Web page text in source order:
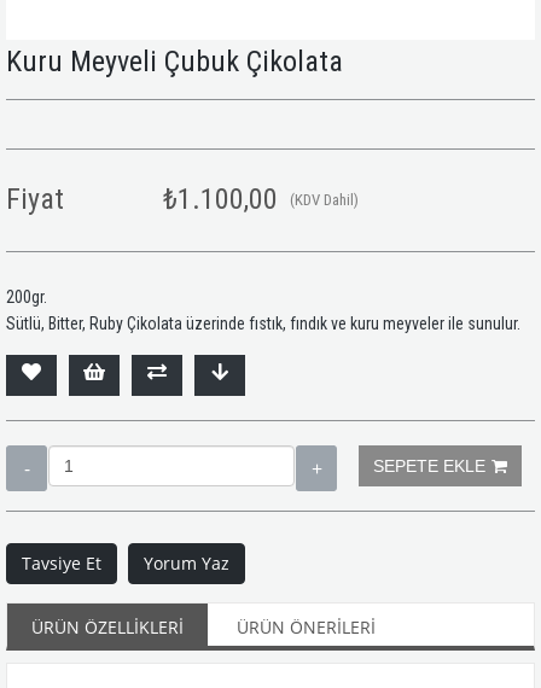
Kuru Meyveli Çubuk Çikolata
Fiyat ₺1.100,00 (KDV Dahil)
200gr.
Sütlü, Bitter, Ruby Çikolata üzerinde fıstık, fındık ve kuru meyveler ile sunulur.
Tavsiye Et Yorum Yaz
ÜRÜN ÖZELLIKLERI ÜRÜN ÖNERILERI